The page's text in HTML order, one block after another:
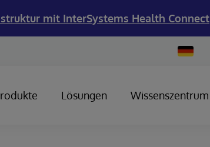
mit InterSystems Health Connect
Change
Country
Lösungen Wissenszentrum